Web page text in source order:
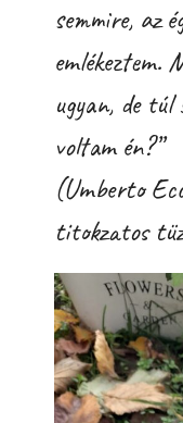
semmire, az
emlékeztem.
ugyan, de
voltam én?”
(Umberto
titokzatos